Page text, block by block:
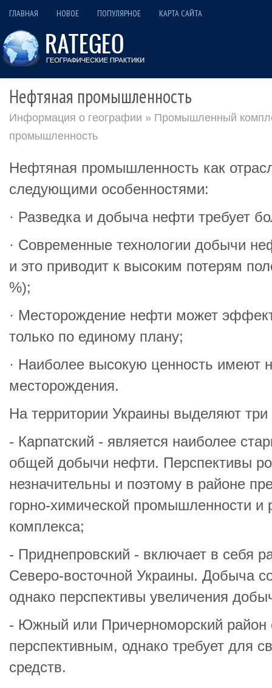
ГЛАВНАЯ НОВОЕ ПОПУЛЯРНОЕ КАРТА САЙТА
Нефтяная промышленность
Информация о географии » Промышленный
промышленность
Нефтяная промышленность как
следующими особенностями:
· Разведка и добыча нефти требует
· Современные технологии добычи
и это приводит к высоким потерям
%);
· Месторождение нефти может
только по единому плану;
· Наиболее высокую ценность имеют
месторождения.
На территории Украины выделяют
- Карпатский - является наиболее
общей добычи нефти. Перспективы
незначительны и поэтому в районе
горно-химической промышленности и
комплекса;
- Приднепровский - включает в себя
Северо-восточной Украины. Добыча
однако перспективы увеличения
- Южный или Причерноморский район
перспективным, однако требует для
средств.